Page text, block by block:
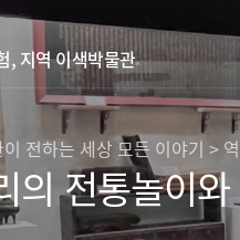
, 지역 이색박물관
전하는 세상 모든 이야기 >
의 전통놀이